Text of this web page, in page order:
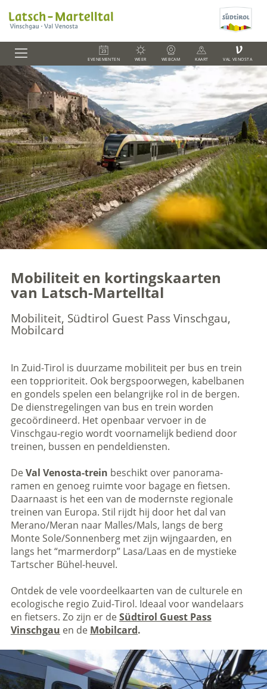
EVENEMENTEN WEER WEBCAM KAART
V
VAL VENOSTA
Mobiliteit en kortingskaarten
van Latsch-Martelltal
Mobiliteit, Südtirol Guest Pass Vinschgau,
Mobilcard
In Zuid-Tirol is duurzame mobiliteit per bus en trein
een topprioriteit. Ook bergspoorwegen, kabelbanen
en gondels spelen een belangrijke rol in de bergen.
De dienstregelingen van bus en trein worden
gecoördineerd. Het openbaar vervoer in de
Vinschgau-regio wordt voornamelijk bediend door
treinen, bussen en pendeldiensten.
DeVal Venosta-trein beschikt over panorama-
ramen en genoeg ruimte voor bagage en fietsen.
Daarnaast is het een van de modernste regionale
treinen van Europa. Stil rijdt hij door het dal van
Merano/Meran naar Malles/Mals, langs de berg
Monte Sole/Sonnenberg met zijn wijngaarden, en
langs het “marmerdorp” Lasa/Laas en de mystieke
Tartscher Bühel-heuvel.
Ontdek de vele voordeelkaarten van de culturele en
ecologische regio Zuid-Tirol. Ideaal voor wandelaars
en fietsers. Zo zijn er deSüdtirol Guest Pass
Vinschgau en de Mobilcard.